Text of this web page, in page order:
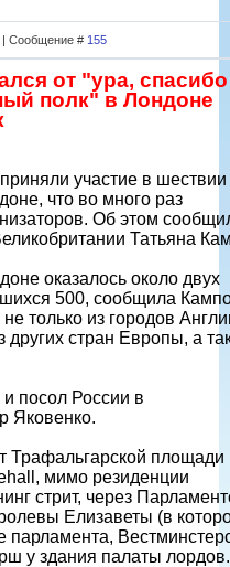
| Сообщение # 155
от "ура,
полк" в Лондоне
участие в шествии
что во много раз
Об этом
Татьяна
оказалось около двух
500, сообщила
только из городов
других стран Европы, а
посол России в
Яковенко.
Трафальгарской площади
мимо резиденции
стрит, через
Елизаветы (в
парламента,
у здания палаты лордов.